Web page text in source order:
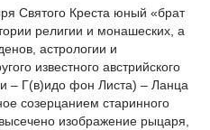
Святого Креста юный «брат
религии и монашеских, а
астрологии и
известного австрийского
– Г(в)идо фон Листа) – Ланца
созерцанием старинного
изображение рыцаря,